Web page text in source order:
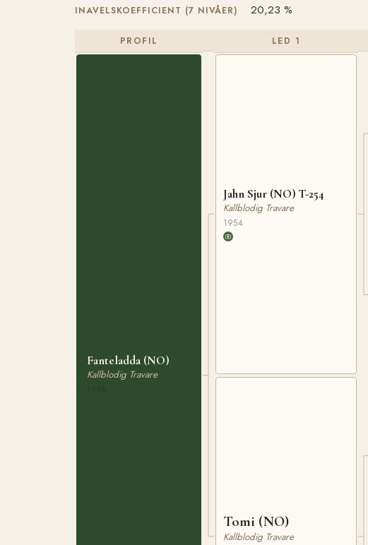
INAVELSKOEFFICIENT (7 NIVÅER) 20,23 %
PROFIL
Fanteladda (NO)
Kallblodig Travare
LED 1
Jahn Sjur (NO) T-254
Kallblodig Travare
1954
Tomi (NO)
Kallblodig Travare